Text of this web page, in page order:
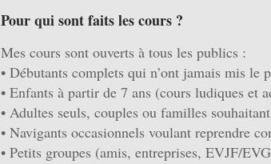
Pour qui sont faits les cours ?
Mes cours sont ouverts à tous les publics :
• Débutants complets qui n’ont jamais mis le
• Enfants à partir de 7 ans (cours ludiques et
• Adultes seuls, couples ou familles
• Navigants occasionnels voulant reprendre
• Petits groupes (amis, entreprises, EVJF/